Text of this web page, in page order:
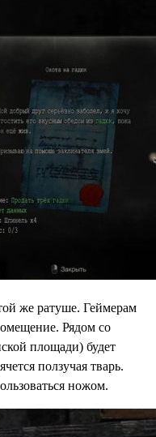
же ратуше. Геймерам
Рядом со
площади) будет
ползучая тварь.
ножом.